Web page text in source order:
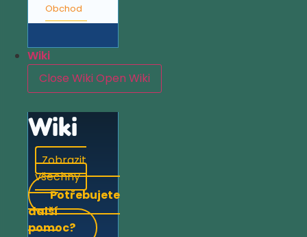
Obchod
Wiki
Close WikiOpen Wiki
Wiki
Zobrazit
všechny
Potřebujete
další
pomoc?